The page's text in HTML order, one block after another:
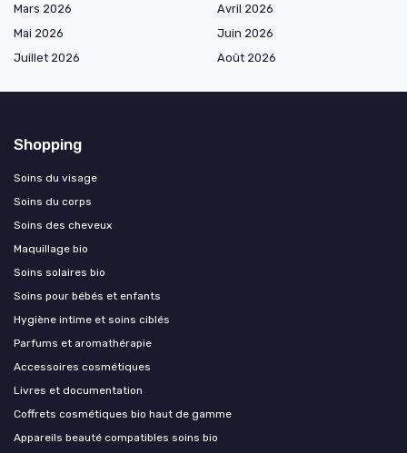
Mars 2026
Avril 2026
Mai 2026
Juin 2026
Juillet 2026
Août 2026
Shopping
Soins du visage
Soins du corps
Soins des cheveux
Maquillage bio
Soins solaires bio
Soins pour bébés et enfants
Hygiène intime et soins ciblés
Parfums et aromathérapie
Accessoires cosmétiques
Livres et documentation
Coffrets cosmétiques bio haut de gamme
Appareils beauté compatibles soins bio